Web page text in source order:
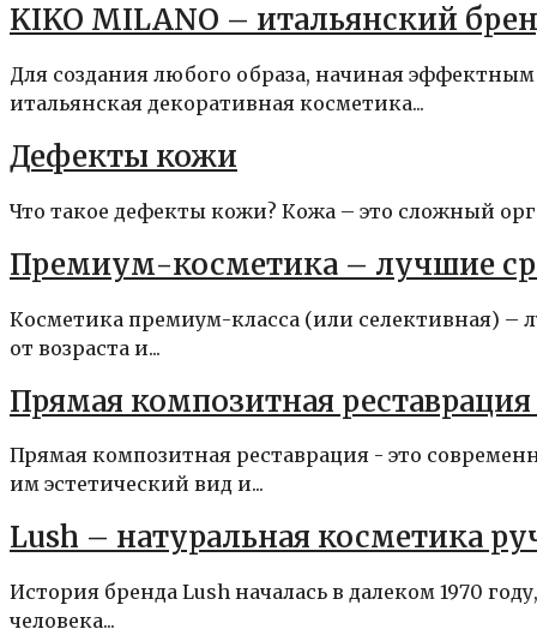
KIKO MILANO – итальянский
Для создания любого образа, начиная
итальянская декоративная косметика...
Дефекты кожи
Что такое дефекты кожи? Кожа – это сложный
Премиум-косметика – лучшие
Косметика премиум-класса (или селективная)
от возраста и...
Прямая композитная
Прямая композитная реставрация - это
им эстетический вид и...
Lush – натуральная косметика
История бренда Lush началась в далеком 1970
человека...